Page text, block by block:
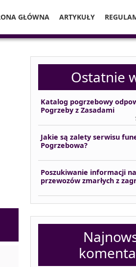
GŁÓWNA ARTYKUŁY
Ostatnie
Katalog pogrzebowy
Pogrzeby z Zasadami
Jakie są zalety serwisu
Pogrzebowa?
Poszukiwanie informacji
przewozów zmarłych z